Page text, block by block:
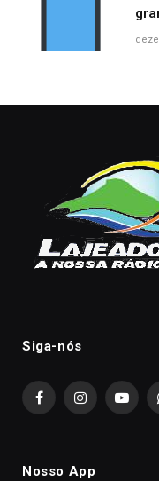
Siga-nós
FacebookInstagram
Nosso App